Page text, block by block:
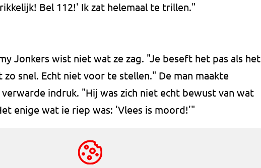
Bel 112!' Ik zat helemaal te trillen."
Jonkers wist niet wat ze zag. "Je beseft het pas als het
snel. Echt niet voor te stellen." De man maakte
indruk. "Hij was zich niet echt bewust van wat
enige wat ie riep was: 'Vlees is moord!'"